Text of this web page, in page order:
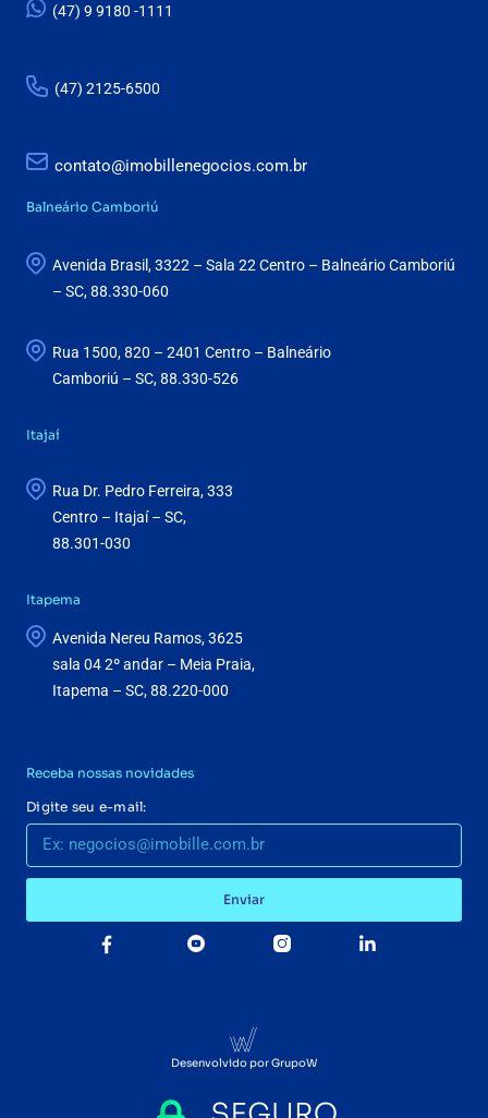
(47) 9 9180 -1111
(47) 2125-6500
contato@imobillenegocios.com.br
Balneário Camboriú
Avenida Brasil, 3322 – Sala 22 Centro – Balneário Camboriú
– SC, 88.330-060
Rua 1500, 820 – 2401 Centro – Balneário
Camboriú – SC, 88.330-526
Itajaí
Rua Dr. Pedro Ferreira, 333
Centro – Itajaí – SC,
88.301-030
Itapema
Avenida Nereu Ramos, 3625
sala 04 2º andar – Meia Praia,
Itapema – SC, 88.220-000
Receba nossas novidades
Digite seu e-mail:
Enviar
Desenvolvido por GrupoW